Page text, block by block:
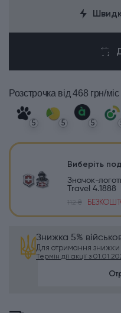
Розстрочка від 468 грн/міс
5 5 5
Виберіть
Значок-
Travel 4.1888
112 ₴
Знижка 5%
Для отримання знижки
Термін дії акції з